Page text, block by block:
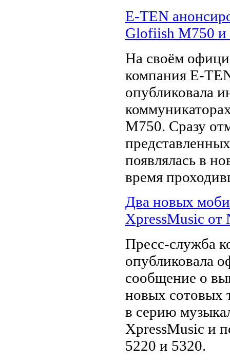
E-TEN
Glofiish M750
На своём
компания E-
опубликовала
M750. Сразу
появлялась в
время
Два новых
XpressMusic от
Пресс-служба
опубликовала
сообщение о
новых сотовых
в серию
XpressMusic и
5220 и 5320.